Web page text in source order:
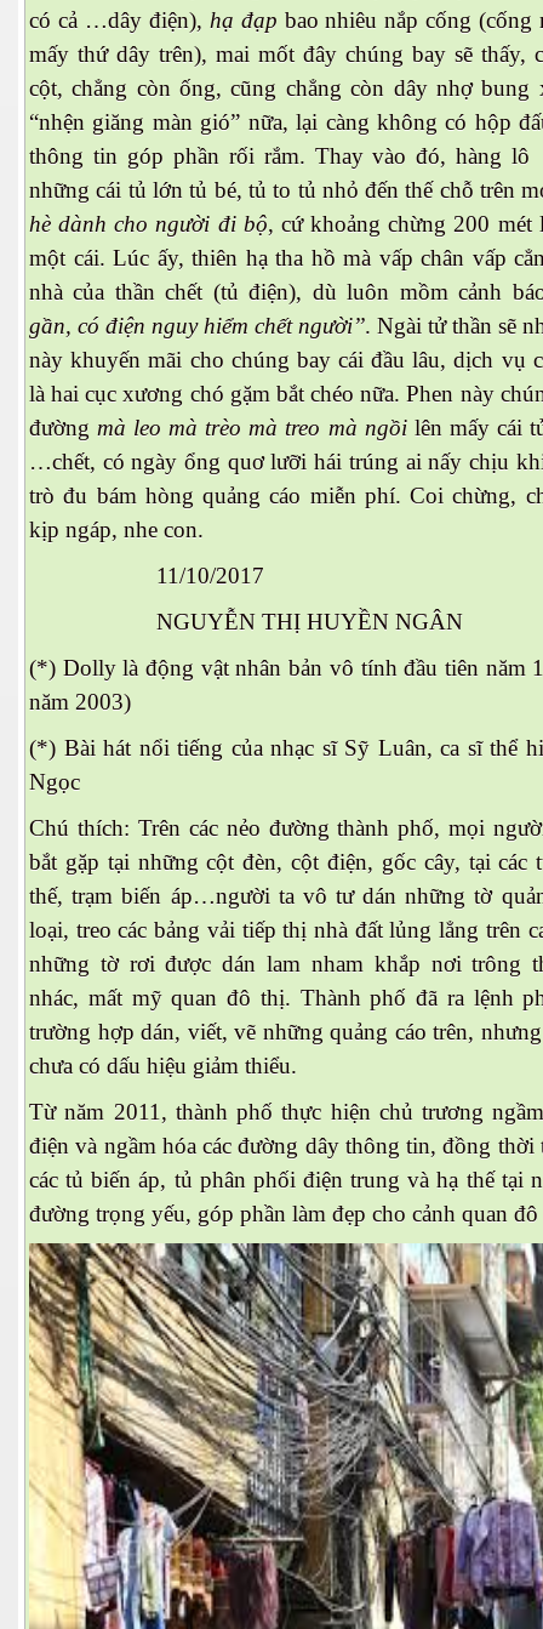
có cả …dây điện), hạ đạp bao nhiêu nắp cống (cống
mấy thứ dây trên), mai mốt đây chúng bay sẽ thấy,
cột, chẳng còn ống, cũng chẳng còn dây nhợ bung
“nhện giăng màn gió” nữa, lại càng không có hộp
thông tin góp phần rối rắm. Thay vào đó, hàng
những cái tủ lớn tủ bé, tủ to tủ nhỏ đến thế chỗ trên
hè dành cho người đi bộ, cứ khoảng chừng 200 mét
một cái. Lúc ấy, thiên hạ tha hồ mà vấp chân vấp
nhà của thần chết (tủ điện), dù luôn mồm cảnh
gần, có điện nguy hiểm chết người’’. Ngài tử thần sẽ
này khuyến mãi cho chúng bay cái đầu lâu, dịch vụ
là hai cục xương chó gặm bắt chéo nữa. Phen này
đường mà leo mà trèo mà treo mà ngồilên mấy cái
…chết, có ngày ổng quơ lưỡi hái trúng ai nấy chịu
trò đu bám hòng quảng cáo miễn phí. Coi chừng,
kịp ngáp, nhe con.
11/10/2017
NGUYỄN THỊ HUYỀN NGÂN
(*) Dolly là động vật nhân bản vô tính đầu tiên năm
năm 2003)
(*) Bài hát nổi tiếng của nhạc sĩ Sỹ Luân, ca sĩ thể
Ngọc
Chú thích: Trên các nẻo đường thành phố, mọi
bắt gặp tại những cột đèn, cột điện, gốc cây, tại các
thế, trạm biến áp…người ta vô tư dán những tờ
loại, treo các bảng vải tiếp thị nhà đất lủng lẳng trên
những tờ rơi được dán lam nham khắp nơi trông
nhác, mất mỹ quan đô thị. Thành phố đã ra lệnh
trường hợp dán, viết, vẽ những quảng cáo trên,
chưa có dấu hiệu giảm thiểu.
Từ năm 2011, thành phố thực hiện chủ trương
điện và ngầm hóa các đường dây thông tin, đồng thời
các tủ biến áp, tủ phân phối điện trung và hạ thế tại
đường trọng yếu, góp phần làm đẹp cho cảnh quan
tại Anh